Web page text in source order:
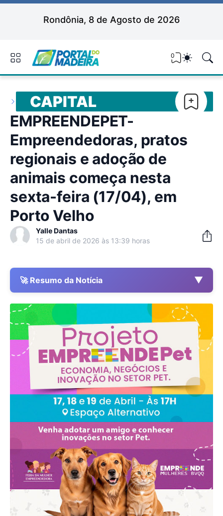
Rondônia, 8 de Agosto de 2026
0
CAPITAL
EMPREENDEPET-
Empreendedoras, pratos
regionais e adoção de
animais começa nesta
sexta-feira (17/04), em
Porto Velho
Yalle Dantas
15 de abril de 2026 às 13:39 horas
🚀 Resumo da Notícia ▼